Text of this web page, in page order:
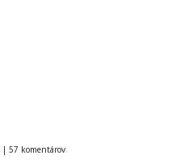
| 57 komentárov